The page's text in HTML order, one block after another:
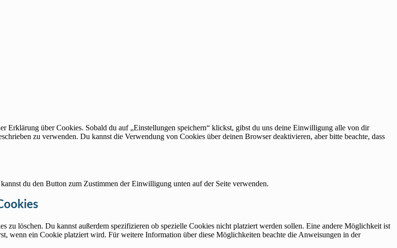
Erklärung über Cookies. Sobald du auf „Einstellungen speichern“ klickst, gibst du uns deine Einwilligung alle von dir
zu verwenden. Du kannst die Verwendung von Cookies über deinen Browser deaktivieren, aber bitte beachte, dass
du den Button zum Zustimmen der Einwilligung unten auf der Seite verwenden.
zu löschen. Du kannst außerdem spezifizieren ob spezielle Cookies nicht platziert werden sollen. Eine andere Möglichkeit ist
wenn ein Cookie platziert wird. Für weitere Information über diese Möglichkeiten beachte die Anweisungen in der